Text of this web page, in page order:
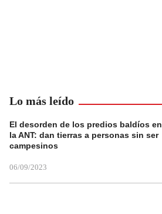
Lo más leído
El desorden de los predios baldíos en
la ANT: dan tierras a personas sin ser
campesinos
06/09/2023